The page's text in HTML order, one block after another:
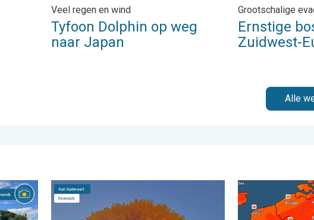
Veel regen en wind
Tyfoon Dolphin op weg
naar Japan
Grootschalige
Ernstige
Zuidwest-
Alle
uploader. . . zaterdag 1 augustus 2026
Stuur jouw weerfoto van de week!. Weer&Radar Uploader. . .
Zaterdag